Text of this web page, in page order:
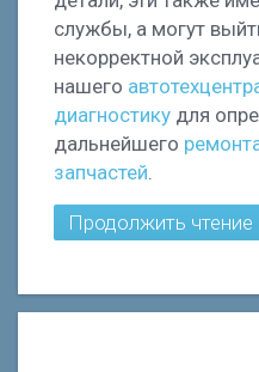
службы, а могут
некорректной
нашего
диагностику для
дальнейшего
запчастей
Продолжить чтение